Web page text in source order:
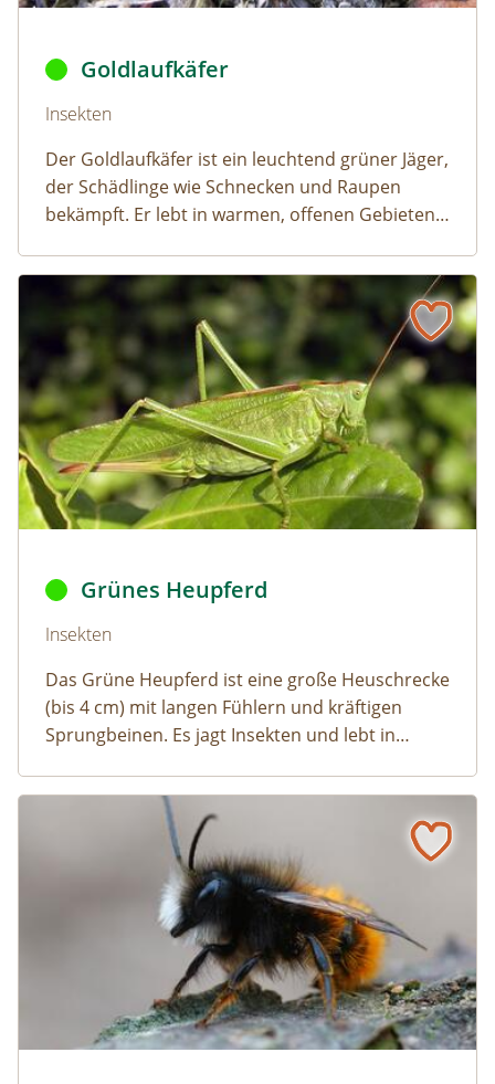
Naturlexikon: Goldlaufkäfer
Goldlaufkäfer
Insekten
Der Goldlaufkäfer ist ein leuchtend grüner Jäger,
der Schädlinge wie Schnecken und Raupen
bekämpft. Er lebt in warmen, offenen Gebieten
Grünes Heupferd
Naturlexikon: Grünes Heupferd
Naturlexikon: Grünes Heupferd
Grünes Heupferd
Insekten
Das Grüne Heupferd ist eine große Heuschrecke
(bis 4 cm) mit langen Fühlern und kräftigen
Sprungbeinen. Es jagt Insekten und lebt in
Gehörnte Mauerbiene
Naturlexikon: Gehörnte Mauerbiene